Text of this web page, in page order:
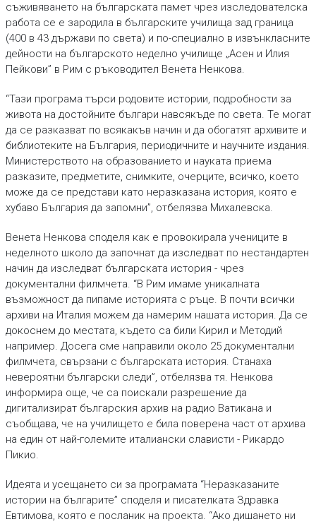
съживяването на българската памет чрез изследователска
работа се е зародила в българските училища зад граница
(400 в 43 държави по света) и по-специално в извънкласните
дейности на българското неделно училище „Асен и Илия
Пейкови” в Рим с ръководител Венета Ненкова.
“Тази програма търси родовите истории, подробности за
живота на достойните българи навсякъде по света. Те могат
да се разказват по всякакъв начин и да обогатят архивите и
библиотеките на България, периодичните и научните издания.
Министерството на образованието и науката приема
разказите, предметите, снимките, очерците, всичко, което
може да се представи като неразказана история, която е
хубаво България да запомни”, отбелязва Михалевска.
Венета Ненкова споделя как е провокирала учениците в
неделното школо да започнат да изследват по нестандартен
начин да изследват българската история - чрез
документални филмчета. “В Рим имаме уникалната
възможност да пипаме историята с ръце. В почти всички
архиви на Италия можем да намерим нашата история. Да се
докоснем до местата, където са били Кирил и Методий
например. Досега сме направили около 25 документални
филмчета, свързани с българската история. Станаха
невероятни български следи”, отбелязва тя. Ненкова
информира още, че са поискали разрешение да
дигитализират българския архив на радио Ватикана и
съобщава, че на училището е била поверена част от архива
на един от най-големите италиански слависти - Рикардо
Пикио.
Идеята и усещането си за програмата “Неразказаните
истории на българите” споделя и писателката Здравка
Евтимова, която е посланик на проекта. “Ако дишането ни